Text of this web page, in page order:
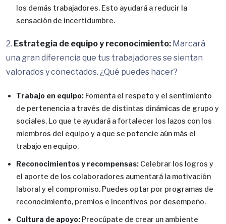
los demás trabajadores. Esto ayudará a reducir la
sensación de incertidumbre.
2. Estrategia de equipo y reconocimiento: Marcará
una gran diferencia que tus trabajadores se sientan
valorados y conectados. ¿Qué puedes hacer?
Trabajo en equipo: Fomenta el respeto y el sentimiento
de pertenencia a través de distintas dinámicas de grupo y
sociales. Lo que te ayudará a fortalecer los lazos con los
miembros del equipo y a que se potencie aún más el
trabajo en equipo.
Reconocimientos y recompensas: Celebrar los logros y
el aporte de los colaboradores aumentará la motivación
laboral y el compromiso. Puedes optar por programas de
reconocimiento, premios e incentivos por desempeño.
Cultura de apoyo: Preocúpate de crear un ambiente